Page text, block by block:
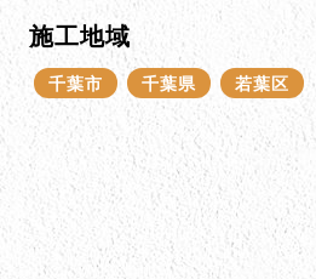
施工地域
千葉市 千葉県 若葉区